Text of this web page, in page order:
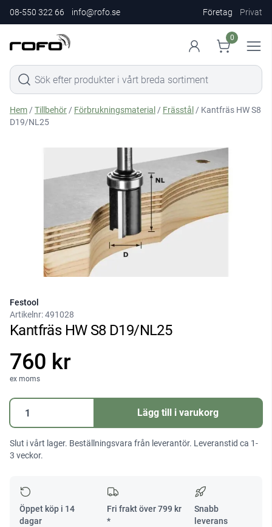
08-550 322 66 info@rofo.se Företag Privat
0
Hem /Tillbehör / Förbrukningsmaterial / Frässtål / Kantfräs HW S8
D19/NL25
Festool
Artikelnr:491028
Kantfräs HW S8 D19/NL25
760 kr
ex moms
Kantfräs
D19/NL25
Lägg till i varukorg
Slut i vårt lager. Beställningsvara från leverantör. Leveranstid ca 1-
3 veckor.
Öppet köp i 14
dagar
Fri frakt över799 kr
*
Snabb
leverans